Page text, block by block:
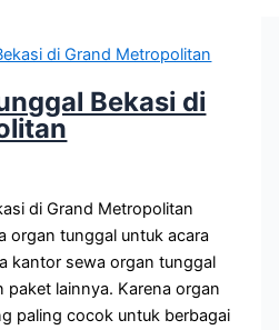
Bekasi di
di Grand Metropolitan
organ tunggal untuk acara
kantor sewa organ tunggal
paket lainnya. Karena organ
paling cocok untuk berbagai